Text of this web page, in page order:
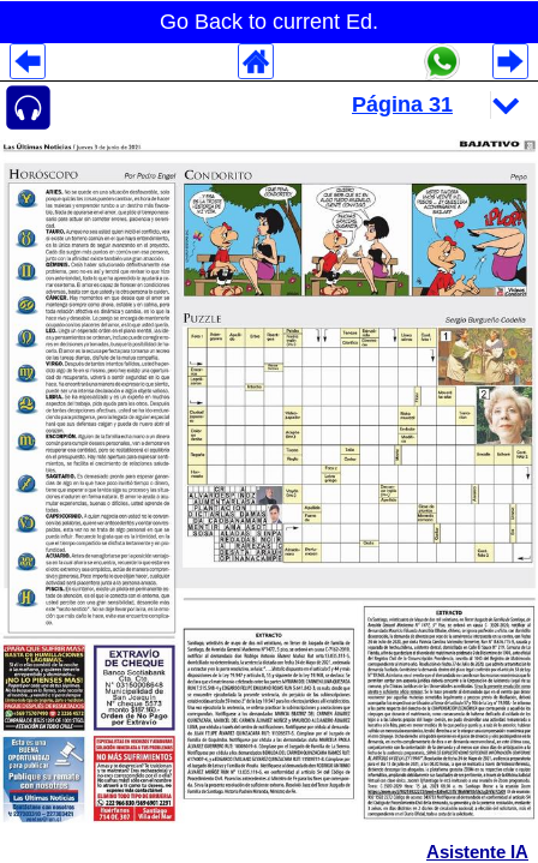
Go Back to current Ed.
Asistente IA
Despliegues Analytics
Despliegues Totales
Despliegues por Rubros